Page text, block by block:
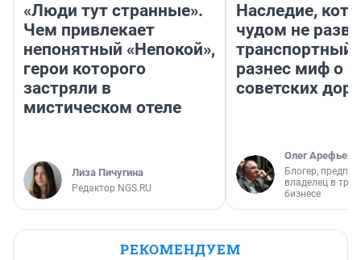
«Люди тут странные».
Чем привлекает
непонятный «Непокой»,
герои которого
застряли в
мистическом отеле
Лиза Пичугина
Редактор NGS.RU
Наследие,
чудом не
транспортный
разнес миф о
советских
Олег Арефьев
Блогер,
владелец в
бизнесе
РЕКОМЕНДУЕМ